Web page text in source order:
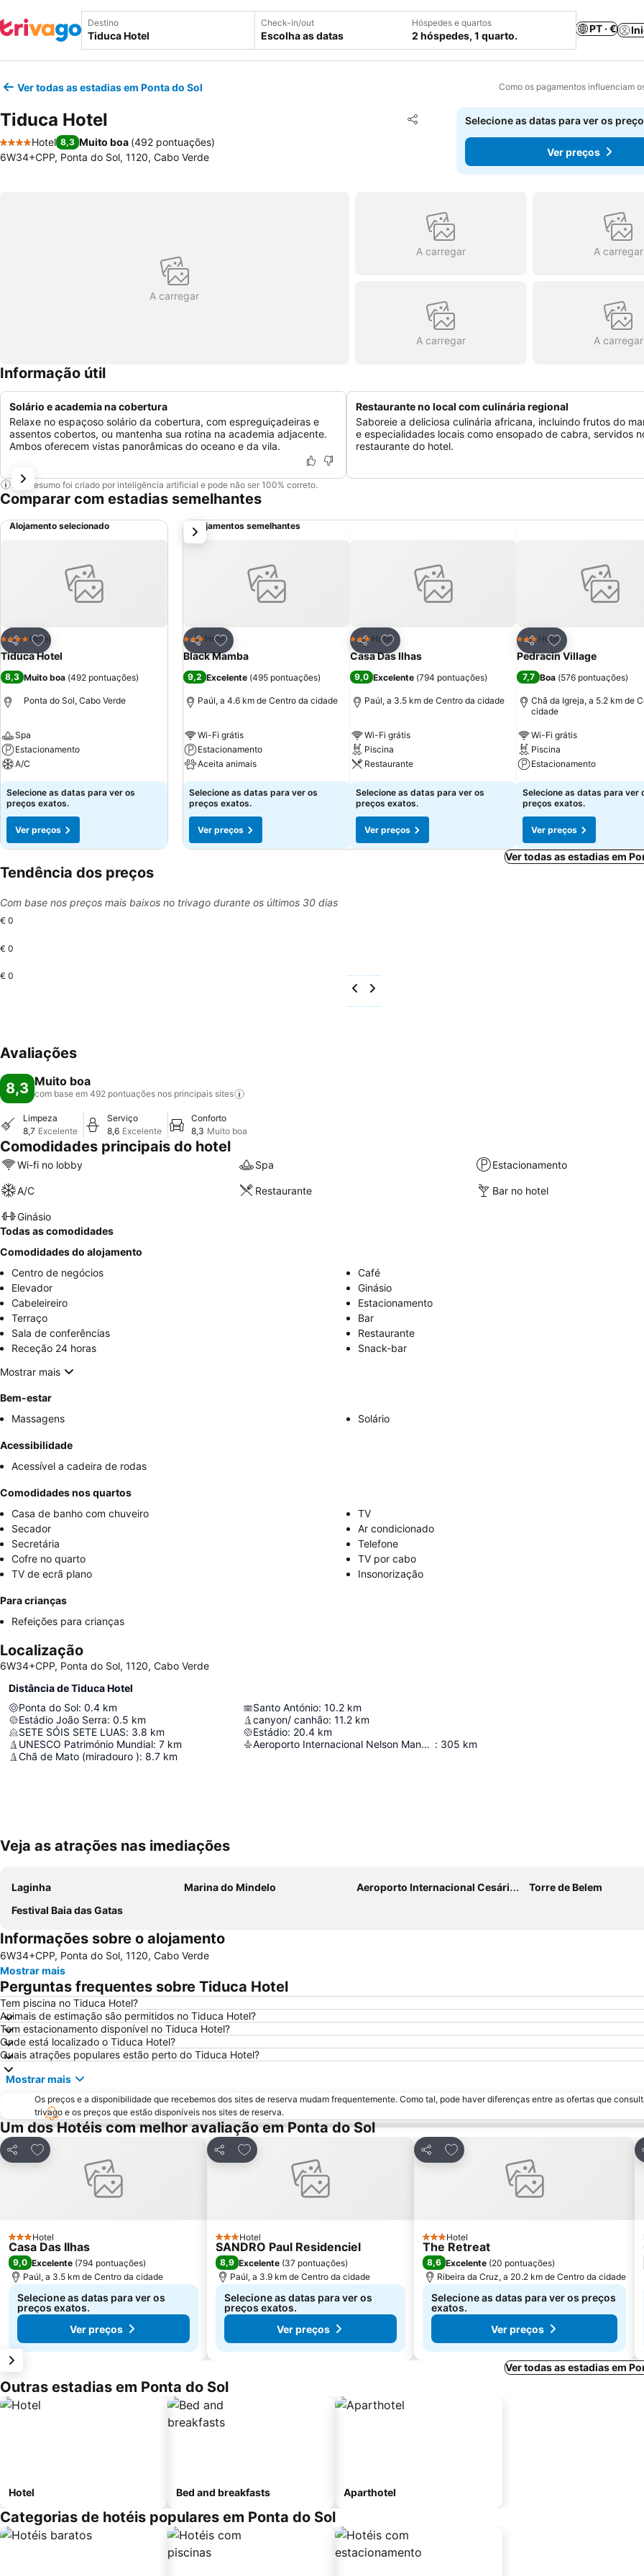
Destino Check-in/out
Escolha as datas
Hóspedes e quartos
2 hóspedes, 1 quarto.
PT · €
Ver todas as estadias em Ponta do Sol Como os pagamentos influenciam
Tiduca Hotel Partilhar
Adicionar aos favoritos
4 Estrelas
Hotel 8,3 Muito boa (492 pontuações)
6W34+CPP, Ponta do Sol, 1120, Cabo Verde
Selecione as datas para ver os
Ver preços
A carregar
A carregar A carregar
A carregar A carregar
Informação útil
Solário e academia na cobertura
Relaxe no espaçoso solário da cobertura, com espreguiçadeiras e
assentos cobertos, ou mantenha sua rotina na academia adjacente.
Ambos oferecem vistas panorâmicas do oceano e da vila.
Restaurante no local com culinária regional
Saboreie a deliciosa culinária africana, incluindo frutos do
e especialidades locais como ensopado de cabra, servidos
restaurante do hotel.
Este resumo foi criado por inteligência artificial e pode não ser 100% correto.
Comparar com estadias semelhantes
Alojamento selecionado
Partilhar
Adicionar aos favoritos
4 EstrelasHotel
Tiduca Hotel
8,3 Muito boa (492 pontuações)
Ponta do Sol, Cabo Verde
Spa
Estacionamento
A/C
Selecione as datas para ver os
preços exatos.
Ver preços
Alojamentos semelhantes
Partilhar
Adicionar aos favoritos
3 Estrelas
Hotel
Black Mamba
9,2 Excelente (495 pontuações)
Paúl, a 4.6 km de Centro da cidade
Wi-Fi grátis
Estacionamento
Aceita animais
Selecione as datas para ver os
preços exatos.
Ver preços
Partilhar
Adicionar aos favoritos
3 Estrelas
Hotel
Casa Das Ilhas
9,0 Excelente (794 pontuações)
Paúl, a 3.5 km de Centro da cidade
Wi-Fi grátis
Piscina
Restaurante
Selecione as datas para ver os
preços exatos.
Ver preços
Partilhar
Adicionar aos
3 Estrelas
Hotel
Pedracin Village
7,7 Boa (576 pontuações)
Chã da Igreja, a 5.2 km de
cidade
Wi-Fi grátis
Piscina
Estacionamento
Selecione as datas para ver
preços exatos.
Ver preços
próximo
Ver todas as estadias em
Tendência dos preços
Com base nos preços mais baixos no trivago durante os últimos 30 dias
€ 0
€ 0
€ 0
Avaliações
8,3 Muito boa
com base em 492 pontuações nos principais sites
Limpeza
8,7 Excelente
Serviço
8,6 Excelente
Conforto
8,3 Muito boa
Comodidades principais do hotel
Wi-fi no lobby Spa Estacionamento
A/C Restaurante Bar no hotel
Ginásio
Todas as comodidades
Comodidades do alojamento
Centro de negócios
Café
Elevador
Ginásio
Cabeleireiro
Estacionamento
Terraço
Bar
Sala de conferências
Restaurante
Receção 24 horas
Snack-bar
Mostrar mais
Bem-estar
Massagens
Solário
Acessibilidade
Acessível a cadeira de rodas
Comodidades nos quartos
Casa de banho com chuveiro
TV
Secador
Ar condicionado
Secretária
Telefone
Cofre no quarto
TV por cabo
TV de ecrã plano
Insonorização
Para crianças
Refeições para crianças
Localização
6W34+CPP, Ponta do Sol, 1120, Cabo Verde
Distância de Tiduca Hotel
Ponta do Sol: 0.4 km
Estádio João Serra: 0.5 km
SETE SÓIS SETE LUAS: 3.8 km
UNESCO Património Mundial: 7 km
Chã de Mato (miradouro ): 8.7 km
Santo António: 10.2 km
canyon/ canhão: 11.2 km
Estádio: 20.4 km
Aeroporto Internacional Nelson Mandela : 305 km
Veja as atrações nas imediações
Laginha Marina do Mindelo Aeroporto Internacional Cesária Évora
Torre de Belem
Festival Baia das Gatas
Informações sobre o alojamento
6W34+CPP, Ponta do Sol, 1120, Cabo Verde
Mostrar mais
Perguntas frequentes sobre Tiduca Hotel
Tem piscina no Tiduca Hotel?
Animais de estimação são permitidos no Tiduca Hotel?
Tem estacionamento disponível no Tiduca Hotel?
Onde está localizado o Tiduca Hotel?
Quais atrações populares estão perto do Tiduca Hotel?
Mostrar mais
Os preços e a disponibilidade que recebemos dos sites de reserva mudam frequentemente. Como tal, pode haver diferenças entre as ofertas que
trivago e os preços que estão disponíveis nos sites de reserva.
Um dos Hotéis com melhor avaliação em Ponta do Sol
Partilhar
Adicionar aos favoritos
3 Estrelas
Hotel
Casa Das Ilhas
9,0 Excelente (794 pontuações)
Paúl, a 3.5 km de Centro da cidade
Selecione as datas para ver os
preços exatos.
Ver preços
Partilhar
Adicionar aos favoritos
3 Estrelas
Hotel
SANDRO Paul Residenciel
8,9 Excelente (37 pontuações)
Paúl, a 3.9 km de Centro da cidade
Selecione as datas para ver os
preços exatos.
Ver preços
Partilhar
Adicionar aos favoritos
3 Estrelas
Hotel
The Retreat
8,6 Excelente (20 pontuações)
Ribeira da Cruz, a 20.2 km de Centro da cidade
Selecione as datas para ver os preços
exatos.
Ver preços
Ver todas as estadias em
Outras estadias em Ponta do Sol
Hotel Bed and breakfasts Aparthotel
Categorias de hotéis populares em Ponta do Sol